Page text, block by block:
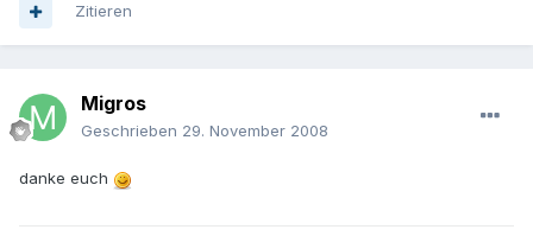
Zitieren
Migros
Geschrieben 29. November 2008
danke euch